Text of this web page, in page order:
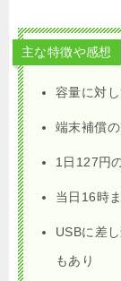
主な特徴や感想
容量に対
端末補償
1日127円
当日16時
USBに差
もあり